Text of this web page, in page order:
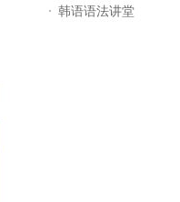
韩语语法讲堂